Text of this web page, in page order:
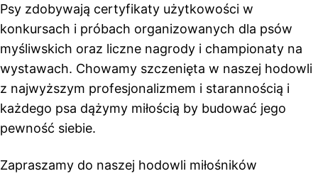
Psy zdobywają certyfikaty użytkowości w
konkursach i próbach organizowanych dla psów
myśliwskich oraz liczne nagrody i championaty na
wystawach. Chowamy szczenięta w naszej hodowli
z najwyższym profesjonalizmem i starannością i
każdego psa dążymy miłością by budować jego
pewność siebie.
Zapraszamy do naszej hodowli miłośników